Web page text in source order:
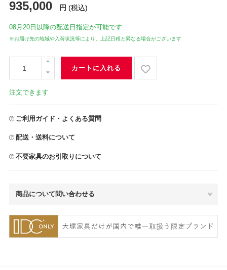
935,000 円 (税込)
08月20日 以降の配送日指定が可能です
※お届け先の地域や入荷状況等により、上記日程と異なる場合がございます
カートに入れる
注文できます
ご利用ガイド・よくある質問
配送・送料について
不要家具のお引取りについて
商品について問い合わせる